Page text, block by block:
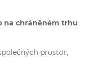
na chráněném trhu
prostor,